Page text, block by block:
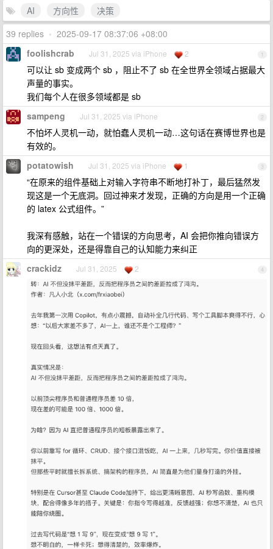
AI 方向性
决策
39 replies • 2025-09-17 08:37:06 +08:00
1
foolishcrab Jul 31, 2025 via iPhone 2
可以让 sb 变成两个 sb ，阻止不了 sb 在全世界全领域占据最大
声量的事实。
我们每个人在很多领域都是 sb
2
sampeng Jul 31, 2025 via iPhone
不怕坏人灵机一动，就怕蠢人灵机一动…这句话在赛博世界也是
有效的。
3
potatowish Jul 31, 2025 via iPhone 1
“在原来的组件基础上对输入字符串不断地打补丁，最后猛然发
现这是一个无底洞。回过神来才发现，正确的方向是用一个正确
的 latex 公式组件。”
我深有感触，站在一个错误的方向思考，AI 会把你推向错误方
向的更深处，还是得靠自己的认知能力来纠正
4
crackidz Jul 31, 2025 2